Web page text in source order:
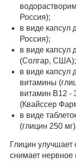
Россия);
в виде капсул
Россия);
в виде капсул
(Солгар, США);
в виде капсул
витамины
витамин В12 -
(Квайссер
в виде
(глицин 250
Глицин
снимает нервное